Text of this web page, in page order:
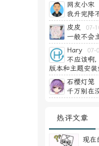
网友小宋
我升完降
皮皮
07-
一般不会
Hary
07-
不应该啊
版本和主题安
石樱灯笼
千万别在
热评文章
现在